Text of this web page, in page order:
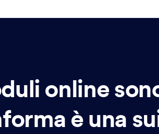
online
è una